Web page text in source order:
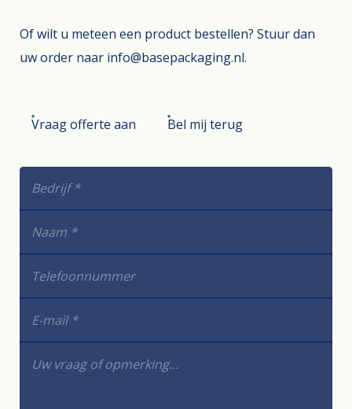
Of wilt u meteen een product bestellen? Stuur dan
uw order naar info@basepackaging.nl.
Vraag offerte aan Bel mij terug